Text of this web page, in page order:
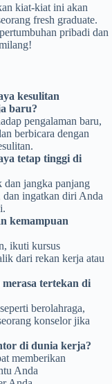
kiat-kiat ini akan
fresh graduate.
pribadi dan
kesulitan
baru?
pengalaman baru,
berbicara dengan
tetap tinggi di
jangka panjang
dan ingatkan diri Anda
kemampuan
ikuti kursus
dari rekan kerja atau
tertekan di
berolahraga,
konselor jika
di dunia kerja?
memberikan
Anda